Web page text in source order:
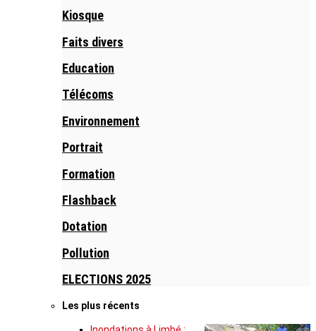
Kiosque
Faits divers
Education
Télécoms
Environnement
Portrait
Formation
Flashback
Dotation
Pollution
ELECTIONS 2025
Les plus récents